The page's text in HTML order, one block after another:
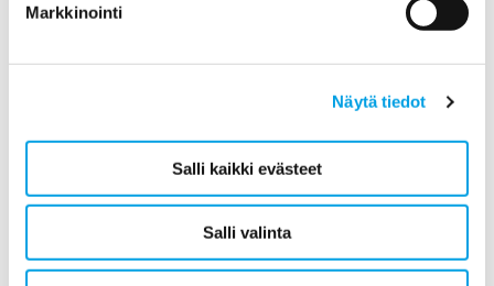
Markkinointi
Näytä tiedot
Salli kaikki evästeet
Salli valinta